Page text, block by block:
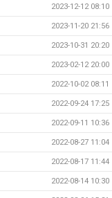
2023-12-12 08:10
2023-11-20 21:56
2023-10-31 20:20
2023-02-12 20:00
2022-10-02 08:11
2022-09-24 17:25
2022-09-11 10:36
2022-08-27 11:04
2022-08-17 11:44
2022-08-14 10:30